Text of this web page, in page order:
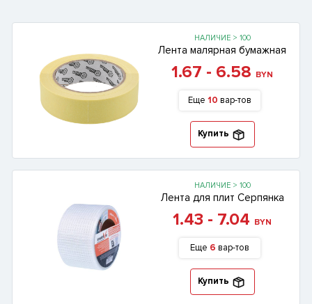
НАЛИЧИЕ > 100
Лента малярная бумажная
1.67 - 6.58 BYN
Еще 10 вар-тов
Купить
НАЛИЧИЕ > 100
Лента для плит Серпянка
1.43 - 7.04 BYN
Еще 6 вар-тов
Купить